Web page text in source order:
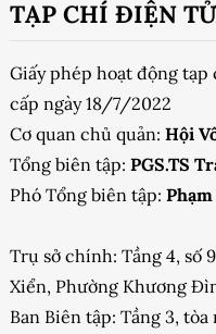
TẠP CHÍ ĐIỆN
Giấy phép hoạt động
cấp ngày 18/7/2022
Cơ quan chủ quản: Hội
Tổng biên tập: PGS.TS
Phó Tổng biên tập:
Trụ sở chính: Tầng 4, số
Xiển, Phường Khương
Ban Biên tập: Tầng 3,